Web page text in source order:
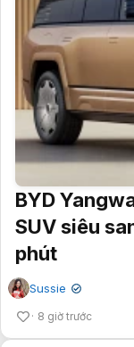
BYD
SUV siêu
phút
Sussie ✔
8 giờ trước